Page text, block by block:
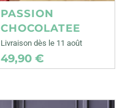
PASSION
CHOCOLATEE
Livraison dès le 11 août
49,90 €